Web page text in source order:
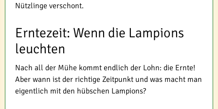
Nützlinge verschont.
Erntezeit: Wenn die Lampions
leuchten
Nach all der Mühe kommt endlich der Lohn: die Ernte!
Aber wann ist der richtige Zeitpunkt und was macht man
eigentlich mit den hübschen Lampions?